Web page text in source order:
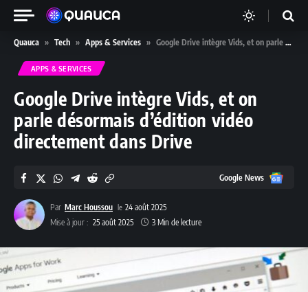
Quauca » Tech » Apps & Services » Google Drive intègre Vids, et on parle désormais d’édition vidéo directement dans Drive
APPS & SERVICES
Google Drive intègre Vids, et on
parle désormais d’édition vidéo
directement dans Drive
Par Marc Houssou
24 août 2025
Mise à jour : 25 août 2025 3 Min de lecture
Google News Google